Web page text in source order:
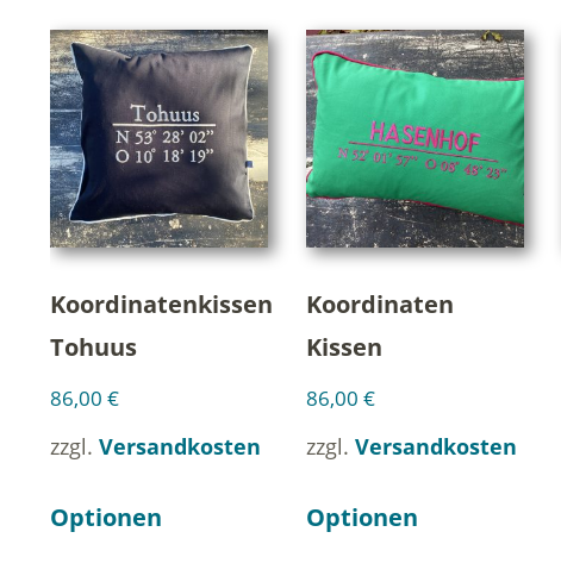
Koordinatenkissen
Tohuus
86,00 €
zzgl. Versandkosten
Optionen
Koordinaten
Kissen
86,00 €
zzgl. Versandkosten
Optionen